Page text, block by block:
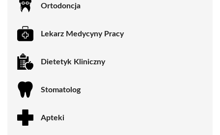
Ortodoncja
Lekarz Medycyny Pracy
Dietetyk Kliniczny
Stomatolog
Apteki